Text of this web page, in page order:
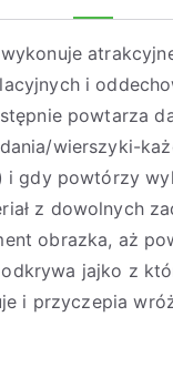
i
powtarza
wierszyki-
i gdy powtórzy
z dowolnych
obrazka, aż
jajko z
i przyczepia